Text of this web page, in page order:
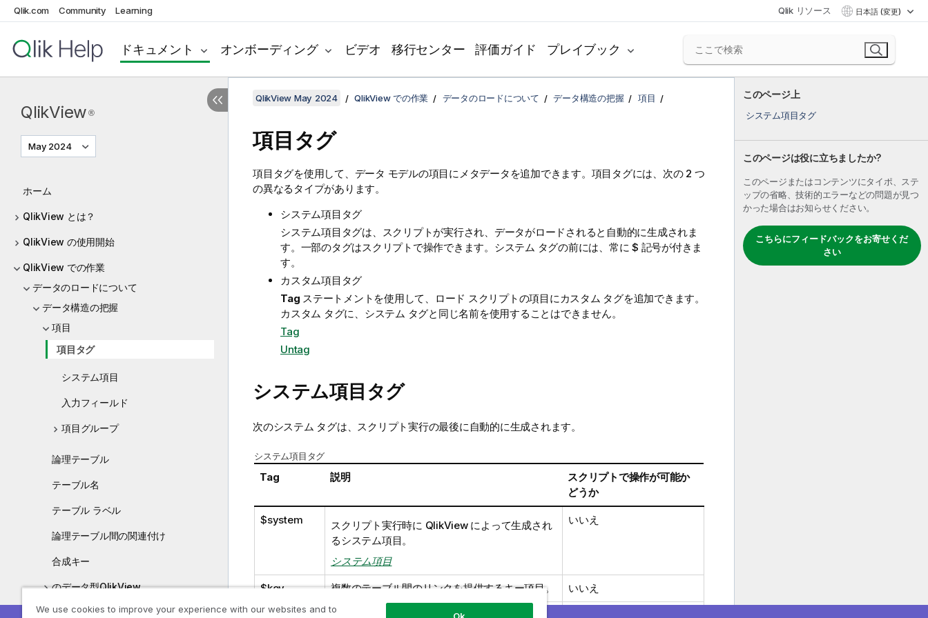
Qlik.com Community Learning Qlik リソース 日本語 (変更)
ドキュメント オンボーディング ビデオ 移行センター 評価ガイド プレイブック
QlikView ®
May 2024
ホーム
QlikView とは？
QlikView の使用開始
QlikView での作業
データのロードについて
データ構造の把握
項目
項目タグ
システム項目
入力フィールド
項目グループ
論理テーブル
テーブル名
テーブル ラベル
論理テーブル間の関連付け
合成キー
のデータ型QlikView
このページ上
システム項目タグ
このページは役に立ちましたか?
このページまたはコンテンツにタイポ、ステ
ップの省略、技術的エラーなどの問題が見つ
かった場合はお知らせください。
こちらにフィードバックをお寄せくだ
さい
QlikView May 2024 QlikView での作業 データのロードについて データ構造の把握 項目
項目タグ
項目タグを使用して、データ モデルの項目にメタデータを追加できます。項目タグには、次の 2 つ
の異なるタイプがあります。
システム項目タグ
システム項目タグは、スクリプトが実行され、データがロードされると自動的に生成されま
す。一部のタグはスクリプトで操作できます。システム タグの前には、常に $ 記号が付きま
す。
カスタム項目タグ
Tag ステートメントを使用して、ロード スクリプトの項目にカスタム タグを追加できます。
カスタム タグに、システム タグと同じ名前を使用することはできません。
Tag
Untag
システム項目タグ
次のシステム タグは、スクリプト実行の最後に自動的に生成されます。
システム項目タグ
Tag 説明
スクリプトで操作が可能か
どうか
$system スクリプト実行時に QlikViewによって生成され
るシステム項目。
システム項目
いいえ
$key 複数のテーブル間のリンクを提供するキー項目。 いいえ
$keypart この項目は、1 つ以上の合成キーの一部です。
We use cookies to improve your experience with our websites and to